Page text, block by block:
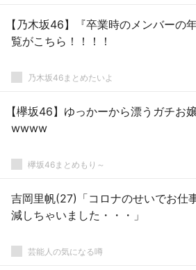
【乃木坂46】『卒業時のメンバーの
覧がこちら！！！！
乃木坂46まとめたいよ
【欅坂46】ゆっかーから漂うガチお
wwww
欅坂46まとめもり～
吉岡里帆(27)「コロナのせいでお仕
減しちゃいました・・・」
芸能人の気になる噂